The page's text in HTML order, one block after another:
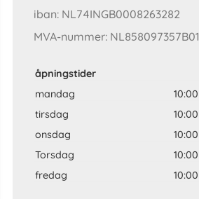
iban: NL74INGB0008263282
MVA-nummer: NL858097357B01
åpningstider
mandag
10:00
tirsdag
10:00
onsdag
10:00
Torsdag
10:00
fredag
10:00